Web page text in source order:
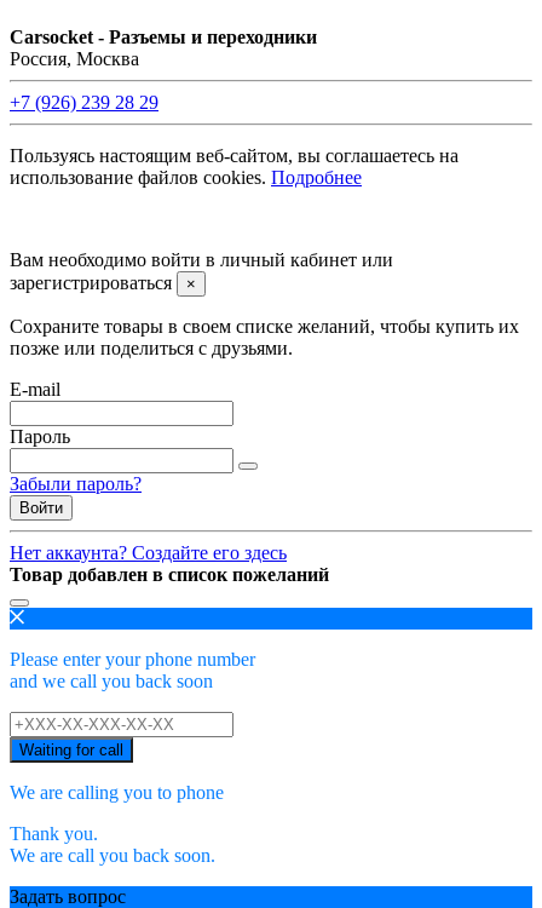
Carsocket - Разъемы и переходники
Россия, Москва
+7 (926) 239 28 29
Пользуясь настоящим веб-сайтом, вы соглашаетесь на
использование файлов cookies. Подробнее
Вам необходимо войти в личный кабинет или
зарегистрироваться
×
Сохраните товары в своем списке желаний, чтобы купить их
позже или поделиться с друзьями.
E-mail
Пароль
Забыли пароль?
Войти
Нет аккаунта? Создайте его здесь
Товар добавлен в список пожеланий
Please enter your phone number
and we call you back soon
Waiting for call
We are calling you to phone
Thank you.
We are call you back soon.
Задать вопрос